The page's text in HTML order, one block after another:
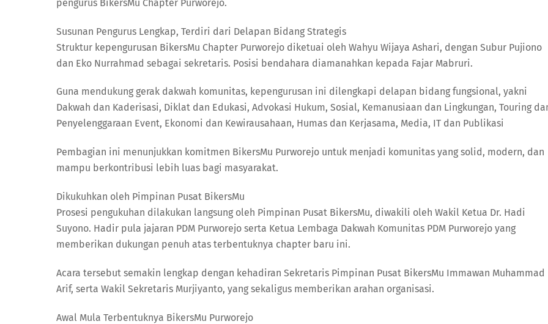
pengurus BikersMu Chapter Purworejo.
Susunan Pengurus Lengkap, Terdiri dari Delapan Bidang Strategis
Struktur kepengurusan BikersMu Chapter Purworejo diketuai oleh Wahyu Wijaya Ashari, dengan Subur Pujiono
dan Eko Nurrahmad sebagai sekretaris. Posisi bendahara diamanahkan kepada Fajar Mabruri.
Guna mendukung gerak dakwah komunitas, kepengurusan ini dilengkapi delapan bidang fungsional, yakni
Dakwah dan Kaderisasi, Diklat dan Edukasi, Advokasi Hukum, Sosial, Kemanusiaan dan Lingkungan, Touring
Penyelenggaraan Event, Ekonomi dan Kewirausahaan, Humas dan Kerjasama, Media, IT dan Publikasi
Pembagian ini menunjukkan komitmen BikersMu Purworejo untuk menjadi komunitas yang solid, modern, dan
mampu berkontribusi lebih luas bagi masyarakat.
Dikukuhkan oleh Pimpinan Pusat BikersMu
Prosesi pengukuhan dilakukan langsung oleh Pimpinan Pusat BikersMu, diwakili oleh Wakil Ketua Dr. Hadi
Suyono. Hadir pula jajaran PDM Purworejo serta Ketua Lembaga Dakwah Komunitas PDM Purworejo yang
memberikan dukungan penuh atas terbentuknya chapter baru ini.
Acara tersebut semakin lengkap dengan kehadiran Sekretaris Pimpinan Pusat BikersMu Immawan Muhammad
Arif, serta Wakil Sekretaris Murjiyanto, yang sekaligus memberikan arahan organisasi.
Awal Mula Terbentuknya BikersMu Purworejo